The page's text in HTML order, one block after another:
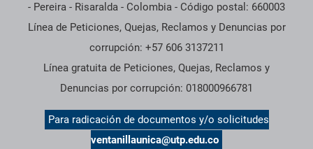
- Pereira - Risaralda - Colombia - Código postal: 660003
Línea de Peticiones, Quejas, Reclamos y Denuncias por
corrupción: +57 606 3137211
Línea gratuita de Peticiones, Quejas, Reclamos y
Denuncias por corrupción: 018000966781
Para radicación de documentos y/o solicitudes
ventanillaunica@utp.edu.co